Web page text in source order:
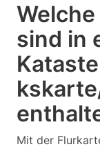
sind in
Mit der